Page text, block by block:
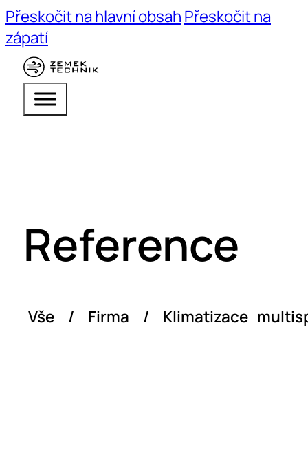
Přeskočit na hlavní obsahPřeskočit na
zápatí
Reference
Vše / Firma / Klimatizace